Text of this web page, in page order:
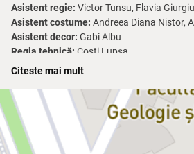
Asistent regie: Victor Tunsu, Flavia
Asistent costume: Andreea Diana Nistor,
Asistent decor: Gabi Albu
Regia tehnică: Costi Lupşa
Data premierei:16.12.2018
Spectacol nerecomandat minorilor sub
afecta emoțional, nuditate, scene cu
le depășește capacitatea de atenție.
Citeste mai mult